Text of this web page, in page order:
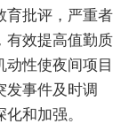
育批评，严重者
有效提高值勤质
性使夜间项目
发事件及时调
和加强。